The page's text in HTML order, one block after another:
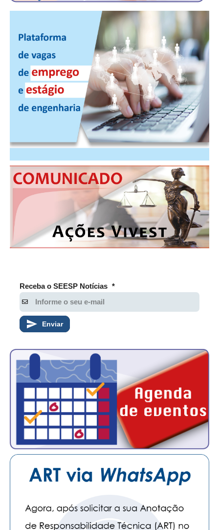
AGENDA
SEESP NOTÍCIAS
NOTÍCIAS NO WHATSAPP
FOTOS
PUBLICAÇÕES
PUBLICIDADE
MANUAL DE REDAÇÃO
CONTATO
CADASTRO
ATUALIZAÇÃO CADASTRAL
Receba o SEESP Notícias *
Enviar